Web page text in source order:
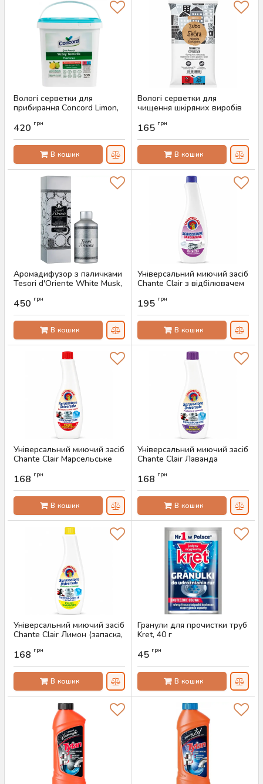
Вологі серветки для
прибирання Concord Limon,
Артикул:
420 грн
В кошик
Вологі серветки для
чищення шкіряних виробів
Артикул:
165 грн
В кошик
Аромадифузор з паличками
Tesori d'Oriente White Musk,
Артикул:
450 грн
В кошик
Універсальний миючий засіб
Chante Clair з відбілювачем
Артикул:
195 грн
В кошик
Універсальний миючий засіб
Chante Clair Марсельське
Артикул:
168 грн
В кошик
Універсальний миючий засіб
Chante Clair Лаванда
Артикул:
168 грн
В кошик
Універсальний миючий засіб
Chante Clair Лимон (запаска,
Артикул:
168 грн
В кошик
Гранули для прочистки труб
Kret, 40 г
45 грн
В кошик